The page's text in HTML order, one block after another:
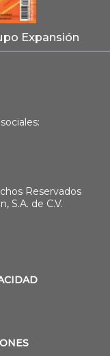
Expansión
Reservados
S.A. de C.V.